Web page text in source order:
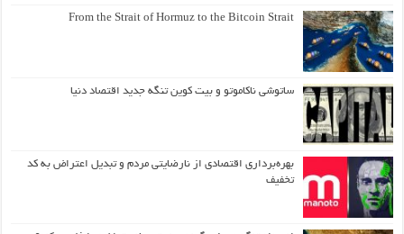
From the Strait of Hormuz to the Bitcoin Strait
ساتوشی ناکاموتو و بیت کوین تنگه جدید اقتصاد دنیا
بهره‌برداری اقتصادی از نارضایتی مردم و تبدیل اعتراض به کد
تخفیف